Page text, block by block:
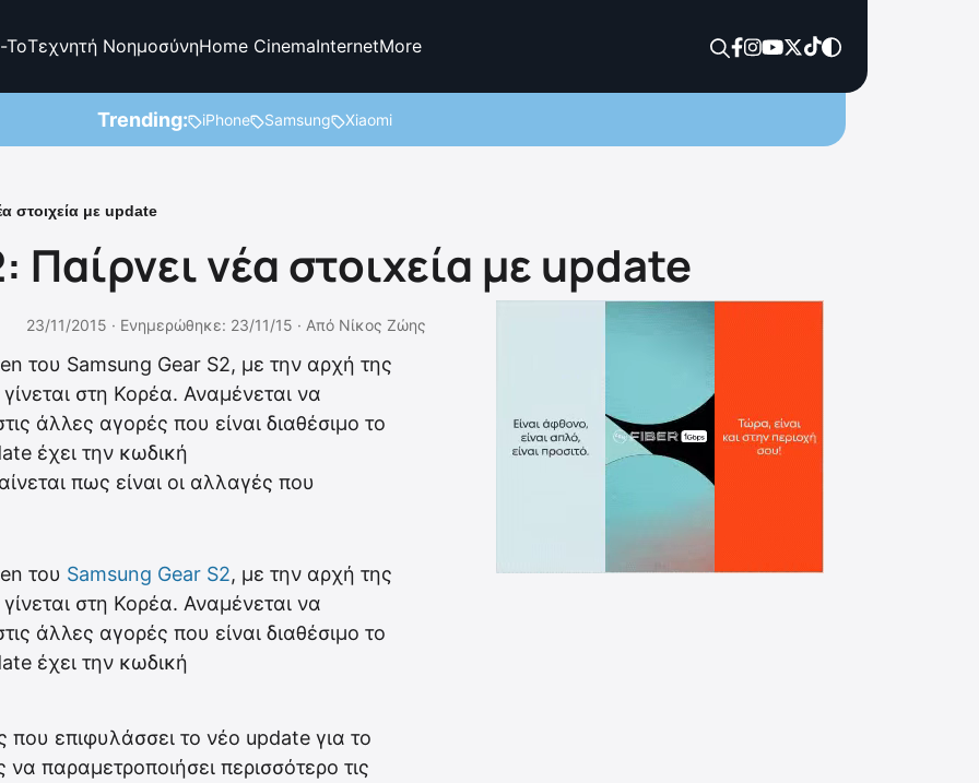
ToΤεχνητή ΝοημοσύνηHome CinemaInternetMore
Trending: iPhone Samsung Xiaomi
στοιχεία με update
νέα στοιχεία με update
23/11/2015 · Ενημερώθηκε: 23/11/15 · Από Νίκος Ζώης
του Samsung Gear S2, με την αρχή της
στη Κορέα. Αναμένεται να
άλλες αγορές που είναι διαθέσιμο το
έχει την κωδική
πως είναι οι αλλαγές που
του Samsung Gear S2, με την αρχή της
στη Κορέα. Αναμένεται να
άλλες αγορές που είναι διαθέσιμο το
έχει την κωδική
που επιφυλάσσει το νέο update για το
παραμετροποιήσει περισσότερο τις